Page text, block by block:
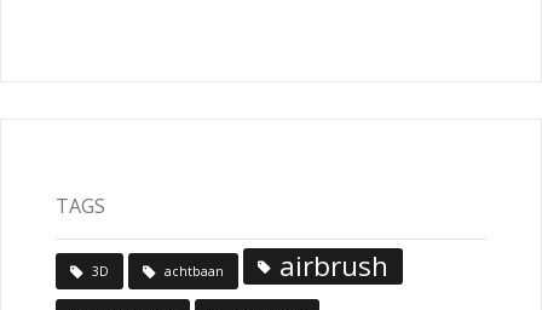
TAGS
3D achtbaan airbrush